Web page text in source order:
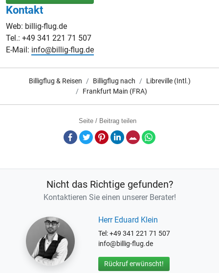
Kontakt
Web: billig-flug.de
Tel.: +49 341 221 71 507
E-Mail: info@billig-flug.de
Billigflug & Reisen Billigflug nach
Libreville (Intl.)
Frankfurt Main (FRA)
Seite / Beitrag teilen
Facebook
TwitterPinterestLinkedInE-Mail
Nicht das Richtige gefunden?
Kontaktieren Sie einen unserer Berater!
Herr Eduard Klein
Tel: +49 341 221 71 507
info@billig-flug.de
Rückruf erwünscht!